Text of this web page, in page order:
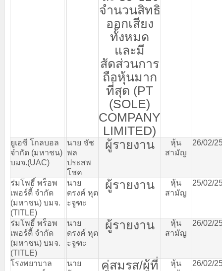
จำนวนสิทธิ
ออกเสียง
ทั้งหมด
และมี
สัดส่วนการ
ถือหุ้นมาก
ที่สุด (PT
(SOLE)
COMPANY
LIMITED)
ยูเอซี โกลบอล
จำกัด (มหาชน)
บมจ.(UAC)
นาย ชัช
พล
ประสพ
โชค
ผู้รายงาน
หุ้น
สามัญ
26/02/
ร่มโพธิ์ พร็อพ
เพอร์ตี้ จำกัด
(มหาชน) บมจ.
(TITLE)
นาย
ดรงค์ หุต
ะจูฑะ
ผู้รายงาน
หุ้น
สามัญ
25/02/
ร่มโพธิ์ พร็อพ
เพอร์ตี้ จำกัด
(มหาชน) บมจ.
(TITLE)
นาย
ดรงค์ หุต
ะจูฑะ
ผู้รายงาน
หุ้น
สามัญ
26/02/
โรงพยาบาล
นาย
คู่สมรส/ผู้ที่
หุ้น
26/02/